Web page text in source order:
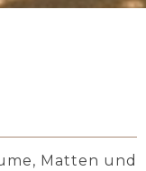
Matten und